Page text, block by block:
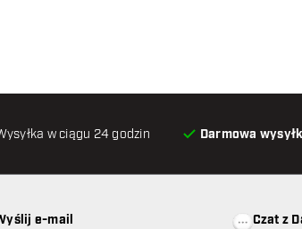
w ciągu 24 godzin Darmowa
e-mail Czat z